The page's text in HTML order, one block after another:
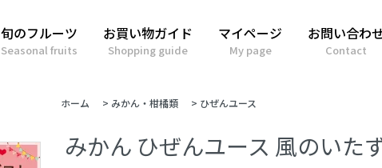
旬のフルーツ
Seasonal fruits
お買い物ガイド
Shopping guide
マイページ
My page
お問い合わ
Contact
ホーム > みかん・柑橘類 > ひぜんユース
みかん ひぜんユース 風のいた